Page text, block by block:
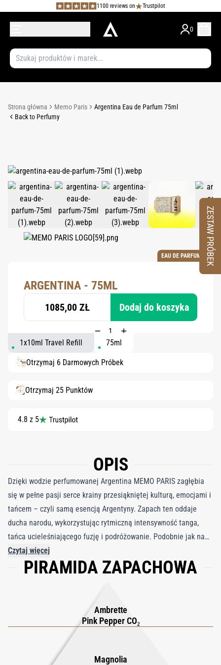
1100 reviews on Trustpilot
0
Strona główna Memo Paris
Argentina Eau de Parfum 75ml
Back to Perfumy
EAU DE PARFUM
ARGENTINA - 75ML
1085,00 ZŁ Dodaj do koszyka
1x10ml Travel Refill 75ml
Otrzymaj 6 Darmowych Próbek
Otrzymaj 25 Punktów
4.8 z 5
OPIS
Dzięki wodzie perfumowanej Argentina MEMO PARIS zagłębia
się w pełne pasji serce krainy przesiąkniętej kulturą, emocjami i
tańcem – czyli samą esencją Argentyny. Zapach ten oddaje
ducha narodu, wykorzystując rytmiczną intensywność tanga,
tańca ucieleśniającego fuzję i podróżowanie. Podobnie jak na
parkiecie tanecznym, gdzie wyłaniają się eleganckie kształty
korony, te perfumy rozwijają się niczym róża, kultowy symbol
słodkim i ciepłym odcieniu, które otula Cię eleganckim i
delikatnym uściskiem. Tutaj zmysłowy taniec róży i oudu
wykonuje hipnotyzujące tango, pozostawiając po sobie
niezapomniany i namiętny ślad. W tym skąpanym w słońcu
argentyńskim krajobrazie samo słońce odgrywa jowialną rolę,
Czytaj więcej
PIRAMIDA ZAPACHOWA
Ambrette
Pink Pepper CO₂
Magnolia
ZESTAW PRÓBEK